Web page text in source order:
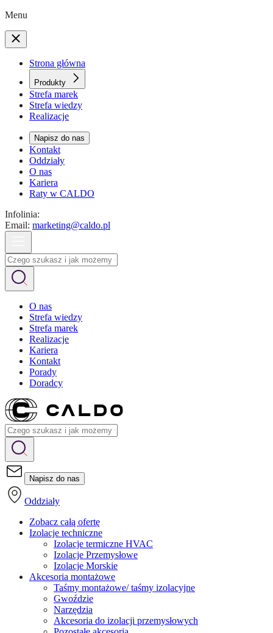
Menu
Strona główna
Produkty
Strefa marek
Strefa wiedzy
Realizacje
Napisz do nas
Kontakt
Oddziały
O nas
Kariera
Raty w CALDO
Infolinia:
Email: marketing@caldo.pl
O nas
Strefa wiedzy
Strefa marek
Realizacje
Kariera
Kontakt
Porady
Doradcy
Napisz do nas
Oddziały
Zobacz całą ofertę
Izolacje techniczne
Izolacje termiczne HVAC
Izolacje Przemysłowe
Izolacje Morskie
Akcesoria montażowe
Taśmy montażowe/ taśmy izolacyjne
Gwoździe
Narzędzia
Akcesoria do izolacji przemysłowych